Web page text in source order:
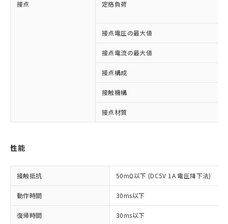
接点 定格負荷
接点電圧の最大値
接点電流の最大値
接点構成
接触機構
接点材質
性能
接触抵抗 50mΩ以下 (DC5V 1A 電圧降下法)
動作時間 30ms以下
復帰時間 30ms以下
ご利用条件
以下の条件をお読みいただき、同意のうえ
対応予定：EU RoHS指令（10物質）の非含
有に対応した製品に切り替える予定のある
対応予定なし：EU RoHS指令（10物質）の